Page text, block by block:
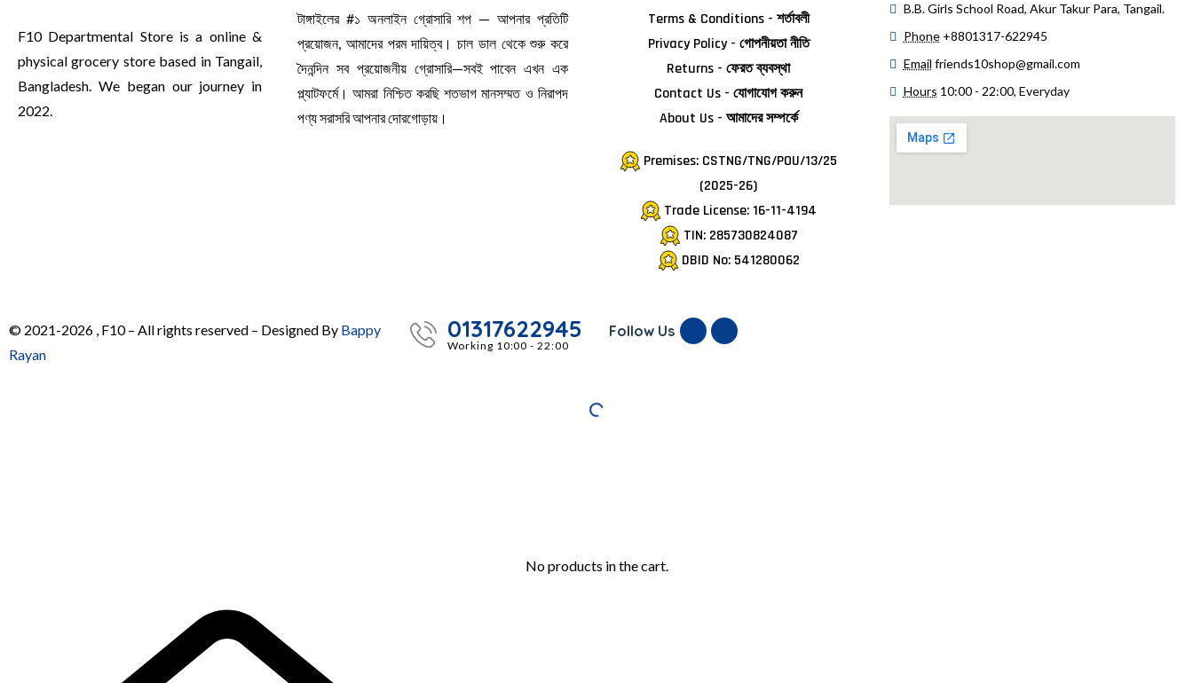
F10 Departmental Store is a online &
physical grocery store based in Tangail,
Bangladesh. We began our journey in
2022.
টাঙ্গাইলের #১ অনলাইন গ্রোসারি শপ — আপনার প্রতিটি
প্রয়োজন, আমাদের পরম দায়িত্ব। চাল ডাল থেকে শুরু করে
দৈনন্দিন সব প্রয়োজনীয় গ্রোসারি—সবই পাবেন এখন এক
প্ল্যাটফর্মে। আমরা নিশ্চিত করছি শতভাগ মানসম্মত ও নিরাপদ
পণ্য সরাসরি আপনার দোরগোড়ায়।
Terms & Conditions - শর্তাবলী
Privacy Policy - গোপনীয়তা নীতি
Returns - ফেরত ব্যবস্থা
Contact Us - যোগাযোগ করুন
About Us - আমাদের সম্পর্কে
Premises: CSTNG/TNG/POU/13/25
(2025-26)
Trade License: 16-11-4194
TIN: 285730824087
DBID No: 541280062
B.B. Girls School Road, Akur Takur Para, Tangail.
Phone +8801317-622945
Email friends10shop@gmail.com
Hours 10:00 - 22:00, Everyday
© 2021-2026 , F10 – All rights reserved – Designed By Bappy
Rayan
01317622945
Working 10:00 - 22:00
Follow Us
No products in the cart.